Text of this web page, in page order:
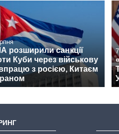
розширили санкції
Куби через військову
з росією, Китаєм